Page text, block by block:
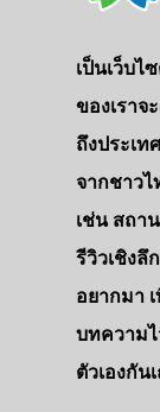
เป็นเว็บไ
ของเราจ
ถึงประเ
จากชาว
เช่น สถา
รีวิวเชิงลึ
อยากมา
บทความไ
ตัวเองกัน